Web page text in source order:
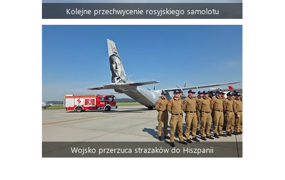
Kolejne przechwycenie rosyjskiego samolotu
Wojsko przerzuca strażaków do Hiszpanii